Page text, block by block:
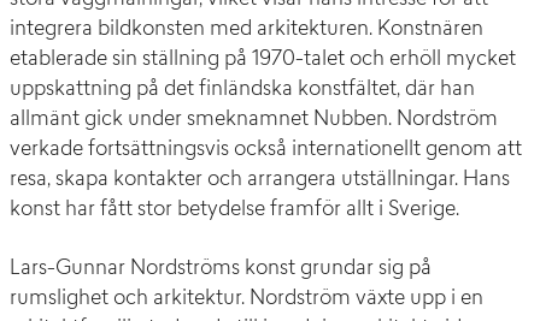
integrera bildkonsten med arkitekturen. Konstnären
etablerade sin ställning på 1970-talet och erhöll mycket
uppskattning på det finländska konstfältet, där han
allmänt gick under smeknamnet Nubben. Nordström
verkade fortsättningsvis också internationellt genom att
resa, skapa kontakter och arrangera utställningar. Hans
konst har fått stor betydelse framför allt i Sverige.
Lars-Gunnar Nordströms konst grundar sig på
rumslighet och arkitektur. Nordström växte upp i en